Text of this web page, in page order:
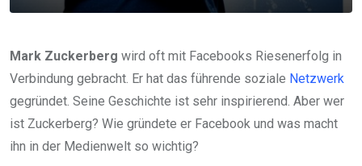
Mark Zuckerberg wird oft mit Facebooks Riesenerfolg in
Verbindung gebracht. Er hat das führende soziale Netzwerk
gegründet. Seine Geschichte ist sehr inspirierend. Aber wer
ist Zuckerberg? Wie gründete er Facebook und was macht
ihn in der Medienwelt so wichtig?